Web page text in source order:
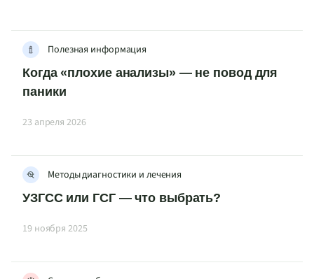
Полезная информация
Когда «плохие анализы» — не повод для
паники
23 апреля 2026
Методы диагностики и лечения
УЗГСС или ГСГ — что выбрать?
19 ноября 2025